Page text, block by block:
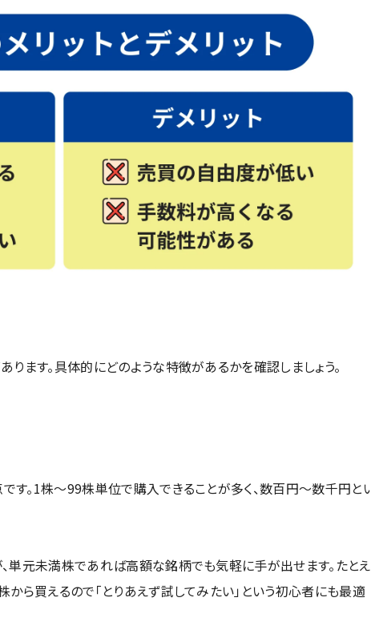
ります。具体的にどのような特徴があるかを確認しましょう。
す。1株～99株単位で購入できることが多く、数百円〜数千円と
単元未満株であれば高額な銘柄でも気軽に手が出せます。たとえ
ら買えるので「とりあえず試してみたい」という初心者にも最適